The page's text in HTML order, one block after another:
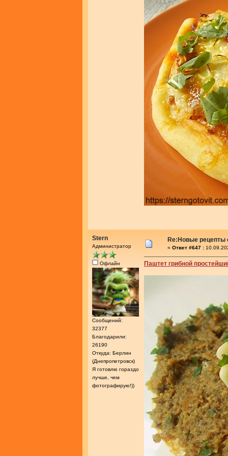
Stern
Администратор
Офлайн
Сообщений:
32377
Благодарили:
26190
Откуда: Берлин
(Днепропетровск)
Я готовлю гораздо
лучше, чем
фотографирую!))
Re:Новые рецепты
« Ответ #647 :
Паштет грибной